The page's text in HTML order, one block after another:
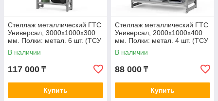
Стеллаж металлический ГТС
Универсал, 3000x1000x300
мм. Полки: метал. 6 шт. (ТСУ
30100360)
В наличии
117 000 ₸
Купить
Стеллаж металлический ГТС
Универсал, 2000x1000x400
мм. Полки: метал. 4 шт. (ТСУ
20100440)
В наличии
88 000 ₸
Купить